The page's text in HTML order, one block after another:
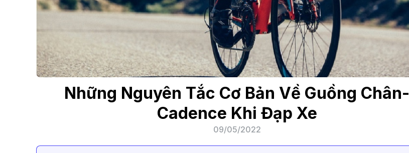
Những Nguyên Tắc Cơ Bản Về Guồng Chân-
Cadence Khi Đạp Xe
09/05/2022